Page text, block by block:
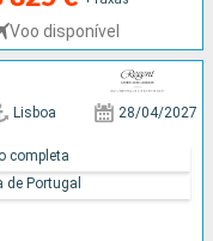
Voo disponível
Lisboa 28/04/2027
completa
de Portugal